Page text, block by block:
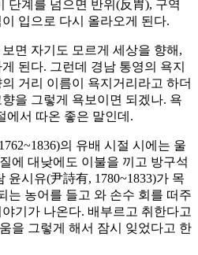
단계를 넘으면 반위(反胃), 구역
입으로 다시 올라오게 된다.
면 자기도 모르게 세상을 향해,
된다. 그런데 경남 통영의 욕지
거리 이름이 욕지거리라고 하더
을 그렇게 욕보이면 되겠나. 욕
에서 따온 좋은 말인데.
의 유배 시절 시에는 울
에 대낮에도 이불을 끼고 방구석
윤시유(尹詩有, 1780~1833)가 목
는 농어를 들고 와 손수 회를 떠주
기가 나온다. 배부르고 취한다고
을 그렇게 해서 잠시 잊었다고 한